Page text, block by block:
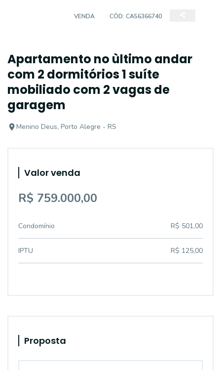
VENDA CÓD: CA56366740
Apartamento no ùltimo andar
com 2 dormitórios 1 suíte
mobiliado com 2 vagas de
garagem
Menino Deus, Porto Alegre - RS
Valor venda
R$ 759.000,00
Condomínio R$ 501,00
IPTU R$ 125,00
Proposta